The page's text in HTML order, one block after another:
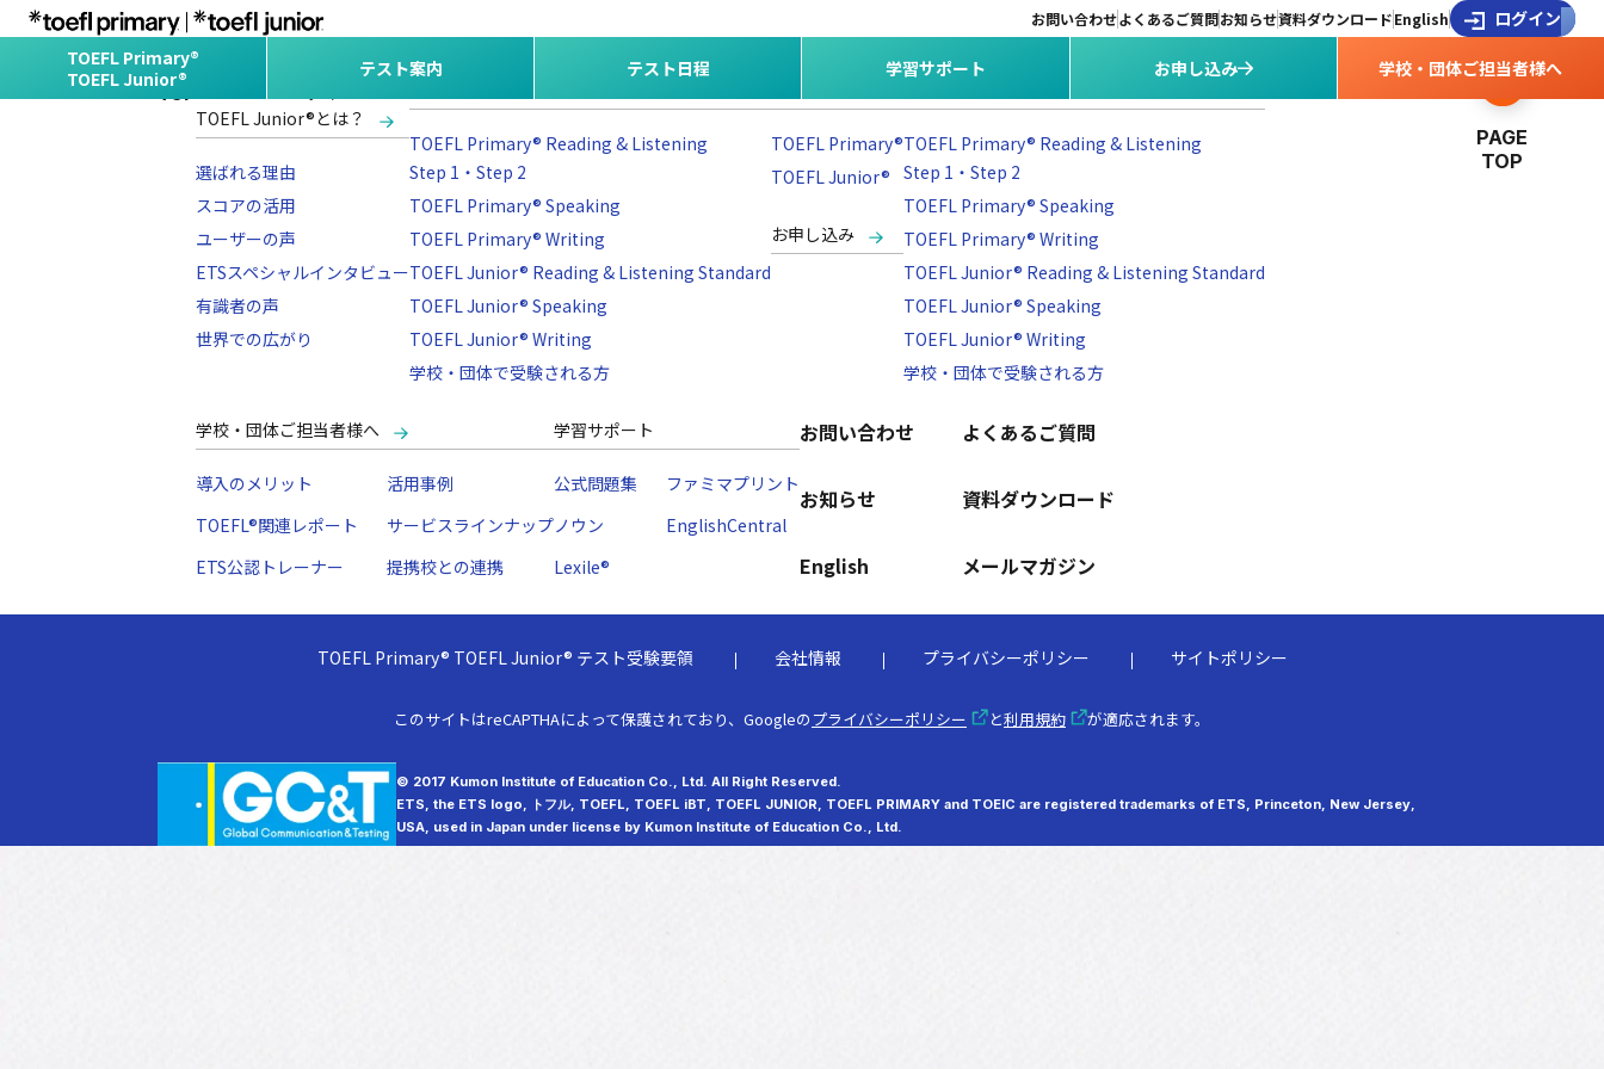
TOEFL Primary®
TOEFL Junior®
テスト案内 テスト日程 学習サポート お申し込み 学校・団体ご担当者様へ
お問い合わせよくあるご質問お知らせ資料ダウンロードEnglish ログイン
PAGE
TOP
TOP
TOEFL Junior®とは？
選ばれる理由
スコアの活用
ユーザーの声
ETSスペシャルインタビュー
有識者の声
世界での広がり
TOEFL Primary® Reading & Listening
Step 1・Step 2
TOEFL Primary® Speaking
TOEFL Primary® Writing
TOEFL Junior® Reading & Listening Standard
TOEFL Junior® Speaking
TOEFL Junior® Writing
学校・団体で受験される方
TOEFL Primary®
TOEFL Junior®
お申し込み
TOEFL Primary® Reading & Listening
Step 1・Step 2
TOEFL Primary® Speaking
TOEFL Primary® Writing
TOEFL Junior® Reading & Listening Standard
TOEFL Junior® Speaking
TOEFL Junior® Writing
学校・団体で受験される方
学校・団体ご担当者様へ
導入のメリット
活用事例
TOEFL®関連レポート
サービスラインナップ
ETS公認トレーナー
提携校との連携
学習サポート
公式問題集
ファミマプリント
ノウン
EnglishCentral
Lexile®
お問い合わせ よくあるご質問
お知らせ 資料ダウンロード
English メールマガジン
TOEFL Primary® TOEFL Junior® テスト受験要領 会社情報 プライバシーポリシー サイトポリシー
このサイトはreCAPTHAによって保護されており、Googleの プライバシーポリシー と利用規約 が適応されます。
© 2017 Kumon Institute of Education Co., Ltd. All Right Reserved.
ETS, the ETS logo, トフル, TOEFL, TOEFL iBT, TOEFL JUNIOR, TOEFL PRIMARY and TOEIC are registered trademarks of ETS, Princeton, New Jersey,
USA, used in Japan under license by Kumon Institute of Education Co., Ltd.